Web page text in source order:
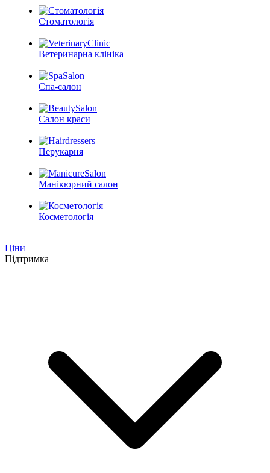
Стоматологія
Ветеринарна клініка
Спа-салон
Салон краси
Перукарня
Манікюрний салон
Косметологія
Ціни
Підтримка